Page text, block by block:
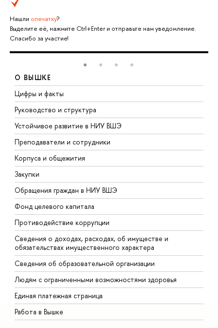
Нашли опечатку?
Выделите её, нажмите Ctrl+Enter и отправьте нам уведомление.
Спасибо за участие!
О ВЫШКЕ
Цифры и факты
Руководство и структура
Устойчивое развитие в НИУ ВШЭ
Преподаватели и сотрудники
Корпуса и общежития
Закупки
Обращения граждан в НИУ ВШЭ
Фонд целевого капитала
Противодействие коррупции
Сведения о доходах, расходах, об имуществе и
обязательствах имущественного характера
Сведения об образовательной организации
Людям с ограниченными возможностями здоровья
Единая платежная страница
Работа в Вышке